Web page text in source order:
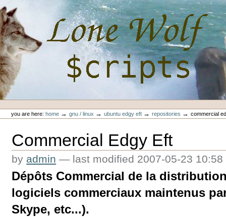
to
content.
Skip
to
navigation
Personal
tools
you are here: home →gnu / linux →ubuntu edgy eft →repositories →commercial
Commercial Edgy Eft
by admin — last modified 2007-05-23 10:58
Dépôts Commercial de la
logiciels commerciaux maintenus
Skype, etc...).